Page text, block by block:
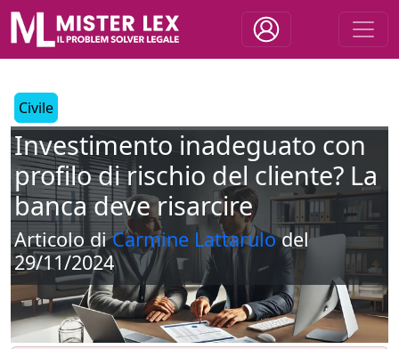
Civile
Investimento inadeguato con
profilo di rischio del cliente? La
banca deve risarcire
Articolo diCarmine Lattarulodel
29/11/2024